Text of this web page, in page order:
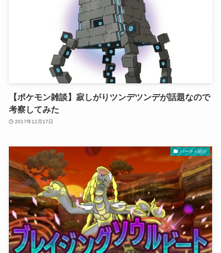
【ポケモン雑談】寂しがりツンデツンデが話題なので
考察してみた
2017年12月17日
パーティ紹介